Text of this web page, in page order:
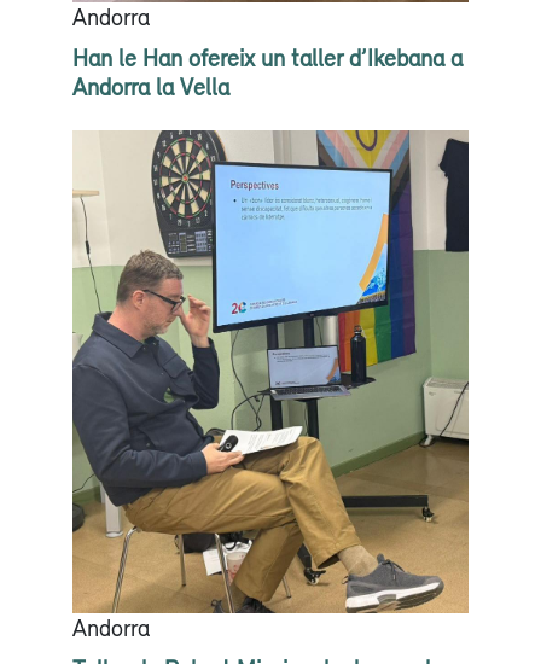
Andorra
Han le Han ofereix un taller d’Ikebana a
Andorra la Vella
Andorra